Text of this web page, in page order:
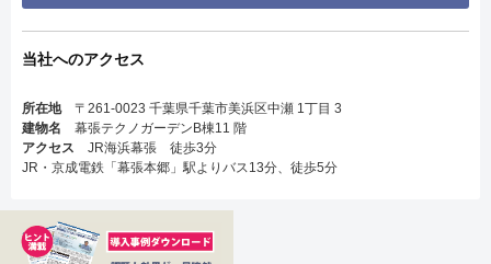
当社へのアクセス
所在地〒261-0023 千葉県千葉市美浜区中瀬 1丁目 3
建物名 幕張テクノガーデンB棟11 階
アクセス JR海浜幕張 徒歩3分
JR・京成電鉄「幕張本郷」駅よりバス13分、徒歩5分